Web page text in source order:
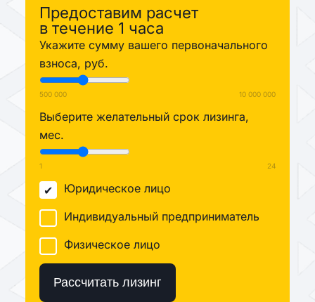
Предоставим расчет
в течение 1 часа
Укажите сумму вашего первоначального
взноса, руб.
500 000 10 000 000
Выберите желательный срок лизинга,
мес.
1 24
Юридическое лицо
Индивидуальный предприниматель
Физическое лицо
Рассчитать лизинг